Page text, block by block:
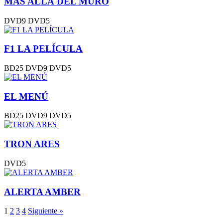
DVD9 DVD5
F1 LA PELÍCULA
BD25 DVD9 DVD5
EL MENÚ
BD25 DVD9 DVD5
TRON ARES
DVD5
ALERTA AMBER
1 2 3 4 Siguiente »